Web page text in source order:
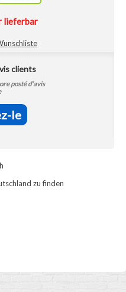
lieferbar
clients
posté d'avis
le
zu finden